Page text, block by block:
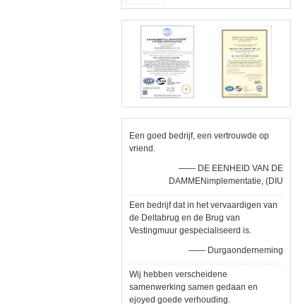
Een goed bedrijf, een vertrouwde op
vriend.
—— DE EENHEID VAN DE
DAMMENimplementatie, (DIU
Een bedrijf dat in het vervaardigen van
de Deltabrug en de Brug van
Vestingmuur gespecialiseerd is.
—— Durgaonderneming
Wij hebben verscheidene
samenwerking samen gedaan en
ejoyed goede verhouding.